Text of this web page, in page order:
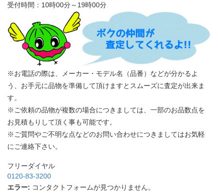
受付時間：10時00分～19時00分
※お電話の際は、メーカー・モデル名（品番）などが分かるよ
う、お手元に品物を準備して頂けますとスムーズに査定が出来ま
す。
※ご依頼の品物が複数の場合につきましては、一部のお品数点を
お見積もりして頂く事も可能です。
※ご質問やご不明な点などのお問い合わせにつきましてはお気軽
にご連絡下さい。
フリーダイヤル
0120-83-3200
エラー: コンタクトフォームが見つかりません。